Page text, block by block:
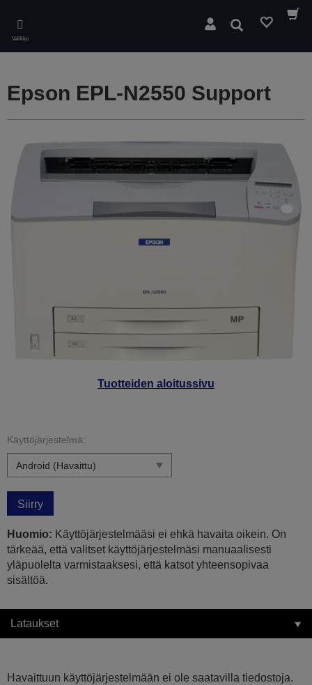
main
content
Valikko
Hae
Tuotteiden aloitussivu
Epson EPL-N2550 Support
Käyttöjärjestelmä:
Siirry
Huomio: Käyttöjärjestelmääsi ei ehkä havaita oikein. On
tärkeää, että valitset käyttöjärjestelmäsi manuaalisesti
yläpuolelta varmistaaksesi, että katsot yhteensopivaa
sisältöä.
Lataukset
Havaittuun käyttöjärjestelmään ei ole saatavilla tiedostoja.